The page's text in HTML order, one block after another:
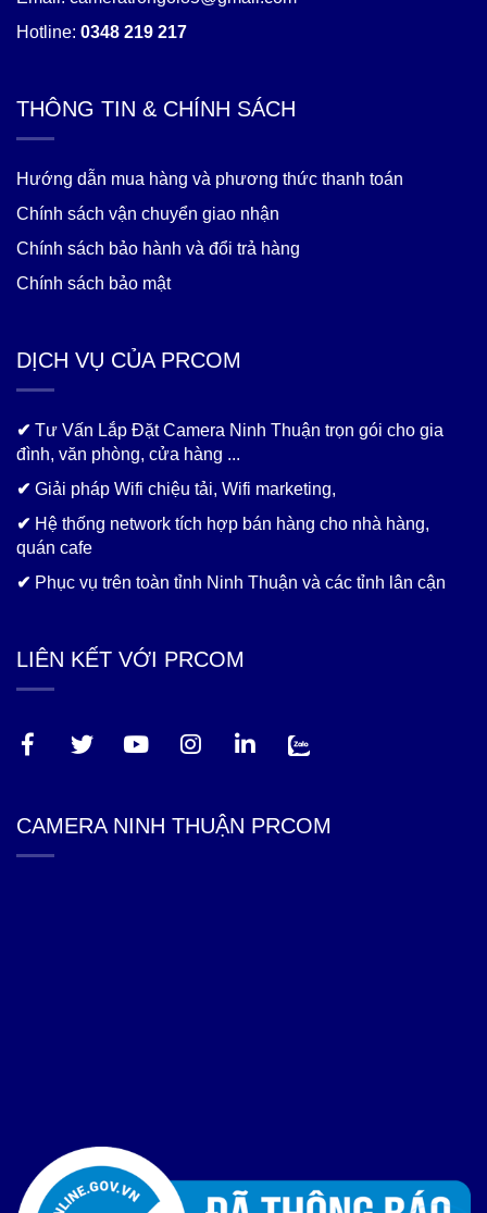
Hotline: 0348 219 217
THÔNG TIN & CHÍNH SÁCH
Hướng dẫn mua hàng và phương thức thanh toán
Chính sách vận chuyển giao nhận
Chính sách bảo hành và đổi trả hàng
Chính sách bảo mật
DỊCH VỤ CỦA PRCOM
✔ Tư Vấn Lắp Đặt Camera Ninh Thuận trọn gói cho gia
đình, văn phòng, cửa hàng ...
✔ Giải pháp Wifi chiệu tải, Wifi marketing,
✔ Hệ thống network tích hợp bán hàng cho nhà hàng,
quán cafe
✔ Phục vụ trên toàn tỉnh Ninh Thuận và các tỉnh lân cận
LIÊN KẾT VỚI PRCOM
CAMERA NINH THUẬN PRCOM